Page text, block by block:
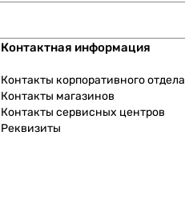
Контактная информация
Контакты корпоративного отдела
Контакты магазинов
Контакты сервисных центров
Реквизиты